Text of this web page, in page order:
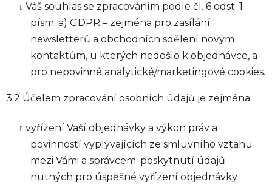
Váš souhlas se zpracováním podle čl. 6 odst. 1
písm. a) GDPR – zejména pro zasílání
newsletterů a obchodních sdělení novým
kontaktům, u kterých nedošlo k objednávce, a
pro nepovinné analytické/marketingové cookies.
3.2 Účelem zpracování osobních údajů je zejména:
vyřízení Vaší objednávky a výkon práv a
povinností vyplývajících ze smluvního vztahu
mezi Vámi a správcem; poskytnutí údajů
nutných pro úspěšné vyřízení objednávky